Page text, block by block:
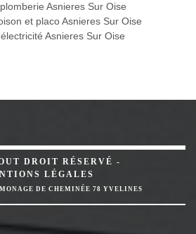
Asnieres Sur Oise
et placo Asnieres Sur Oise
Asnieres Sur Oise
DROIT RÉSERVÉ -
LÉGALES
DE CHEMINÉE 78 YVELINES